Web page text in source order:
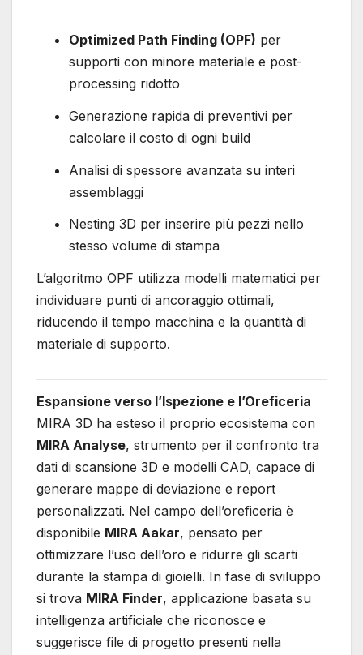
Optimized Path Finding (OPF) per
supporti con minore materiale e post-
processing ridotto
Generazione rapida di preventivi per
calcolare il costo di ogni build
Analisi di spessore avanzata su interi
assemblaggi
Nesting 3D per inserire più pezzi nello
stesso volume di stampa
L’algoritmo OPF utilizza modelli matematici per
individuare punti di ancoraggio ottimali,
riducendo il tempo macchina e la quantità di
materiale di supporto.
Espansione verso l’Ispezione e l’Oreficeria
MIRA 3D ha esteso il proprio ecosistema con
MIRA Analyse, strumento per il confronto tra
dati di scansione 3D e modelli CAD, capace di
generare mappe di deviazione e report
personalizzati. Nel campo dell’oreficeria è
disponibile MIRA Aakar, pensato per
ottimizzare l’uso dell’oro e ridurre gli scarti
durante la stampa di gioielli. In fase di sviluppo
si trova MIRA Finder, applicazione basata su
intelligenza artificiale che riconosce e
suggerisce file di progetto presenti nella